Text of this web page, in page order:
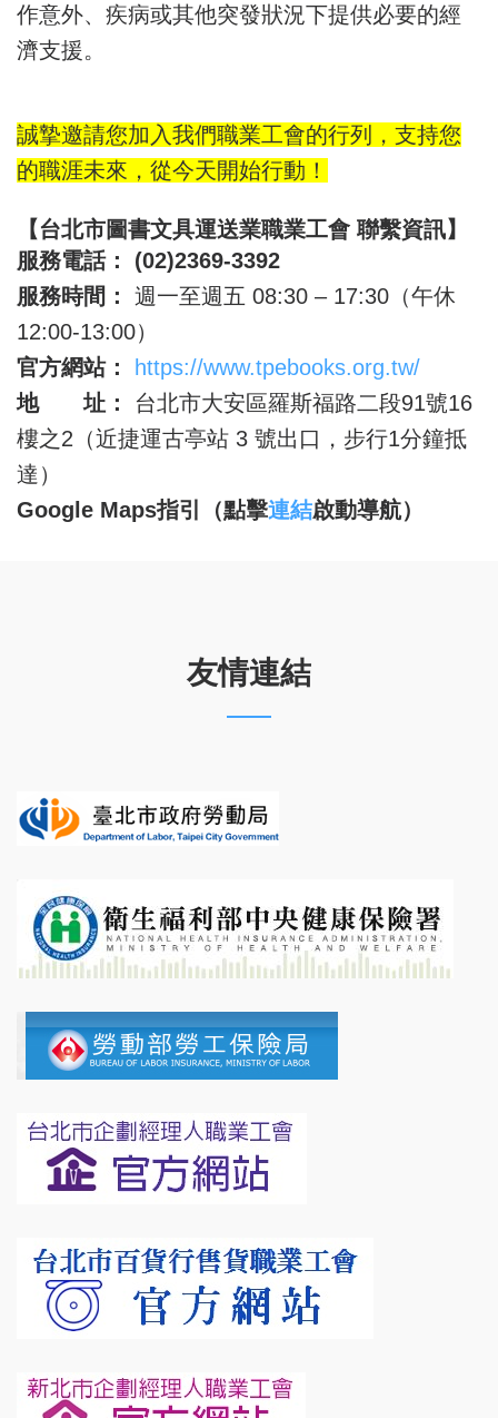
作意外、疾病或其他突發狀況下提供必要的經
濟支援。
誠摯邀請您加入我們職業工會的行列，支持您
的職涯未來，從今天開始行動！
【台北市圖書文具運送業職業工會 聯繫資訊】
服務電話：
(02)2369-3392
服務時間：
週一至週五 08:30 – 17:30（午休
12:00-13:00）
官方網站：
https://www.tpebooks.org.tw/
地 址：
台北市大安區羅斯福路二段91號16
樓之2（近捷運古亭站 3 號出口，步行1分鐘抵
達）
Google Maps指引（點擊連結啟動導航）
友情連結